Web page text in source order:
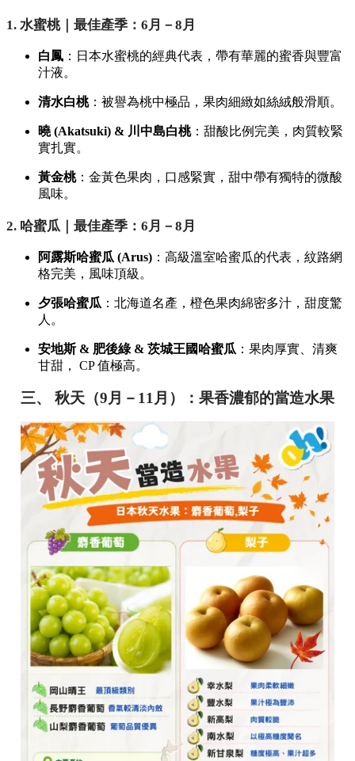
1. 水蜜桃｜最佳產季：6月－8月
白鳳 ：日本水蜜桃的經典代表，帶有華麗的蜜香與豐富
汁液。
清水白桃：被譽為桃中極品，果肉細緻如絲絨般滑順。
曉 (Akatsuki) & 川中島白桃：甜酸比例完美，肉質較緊
實扎實。
黃金桃：金黃色果肉，口感緊實，甜中帶有獨特的微酸
風味。
2. 哈蜜瓜｜最佳產季：6月－8月
阿露斯哈蜜瓜 (Arus) ：高級溫室哈蜜瓜的代表，紋路網
格完美，風味頂級。
夕張哈蜜瓜 ：北海道名產，橙色果肉綿密多汁，甜度驚
人。
安地斯 & 肥後綠 & 茨城王國哈蜜瓜 ：果肉厚實、清爽
甘甜， CP 值極高。
三、 秋天（9月－11月）：果香濃郁的當造水果